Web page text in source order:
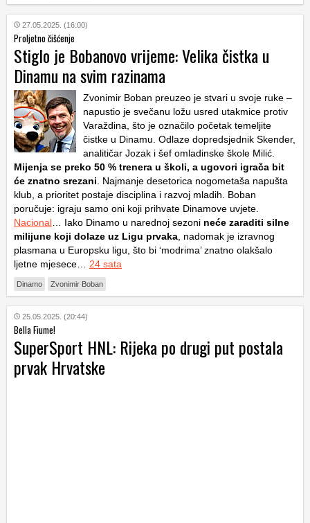
27.05.2025. (16:00)
Proljetno čišćenje
Stiglo je Bobanovo vrijeme: Velika čistka u
Dinamu na svim razinama
Zvonimir Boban preuzeo je stvari u svoje ruke –
napustio je svečanu ložu usred utakmice protiv
Varaždina, što je označilo početak temeljite
čistke u Dinamu. Odlaze dopredsjednik Skender,
analitičar Jozak i šef omladinske škole Milić.
Mijenja se preko 50 % trenera u školi, a ugovori igrača bit
će znatno srezani . Najmanje desetorica nogometaša napušta
klub, a prioritet postaje disciplina i razvoj mladih. Boban
poručuje: igraju samo oni koji prihvate Dinamove uvjete.
Nacional … Iako Dinamo u narednoj sezoni neće zaraditi silne
milijune koji dolaze uz Ligu prvaka , nadomak je izravnog
plasmana u Europsku ligu, što bi ‘modrima’ znatno olakšalo
ljetne mjesece… 24 sata
Dinamo Zvonimir Boban
25.05.2025. (20:44)
Bella Fiume!
SuperSport HNL: Rijeka po drugi put postala
prvak Hrvatske